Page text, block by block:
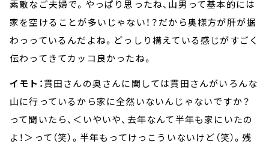
素敵なご夫婦で。やっぱり思ったね、山男って基本的には
家を空けることが多いじゃない！？だから奥様方が肝が据
わっっているんだよね。どっしり構えている感じがすごく
伝わってきてカッコ良かったね。
イモト：貫田さんの奥さんに関しては貫田さんがいろんな
山に行っているから家に全然いないんじゃないですか？
って聞いたら、＜いやいや、去年なんて半年も家にいたの
よ！＞って（笑）。半年もってけっこういないけど（笑）。残